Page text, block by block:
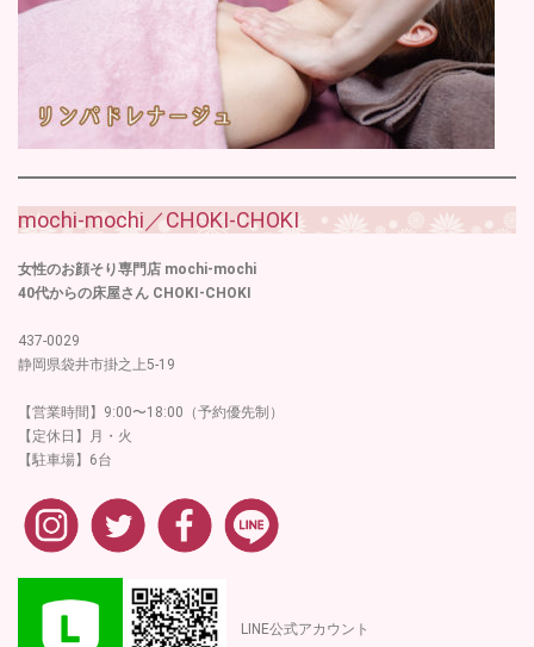
mochi-mochi／CHOKI-CHOKI
女性のお顔そり専門店 mochi-mochi
40代からの床屋さん CHOKI-CHOKI
437-0029
静岡県袋井市掛之上5-19
【営業時間】9:00〜18:00（予約優先制）
【定休日】月・火
【駐車場】6台
LINE公式アカウント